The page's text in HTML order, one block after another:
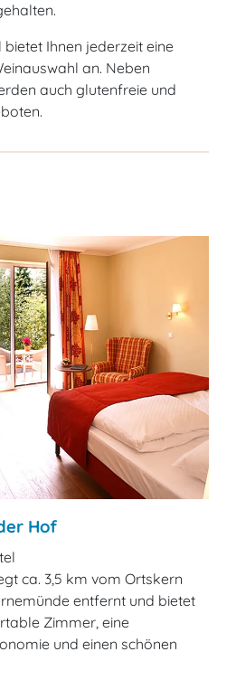
Ihnen jederzeit eine
an. Neben
auch glutenfreie und
Hof
ca. 3,5 km vom Ortskern
entfernt und bietet
Zimmer, eine
und einen schönen